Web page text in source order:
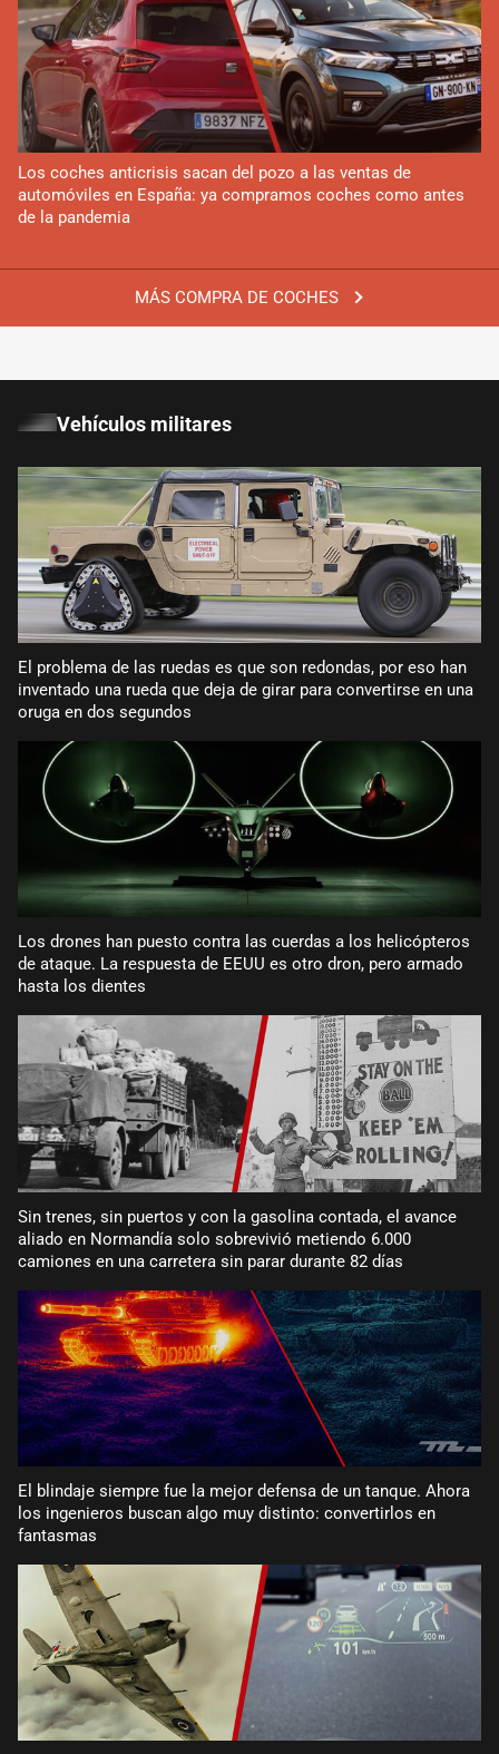
MÁS COMPRA DE COCHES
Los coches anticrisis sacan del pozo a las ventas de
automóviles en España: ya compramos coches como antes
de la pandemia
Vehículos militares
El problema de las ruedas es que son redondas, por eso han
inventado una rueda que deja de girar para convertirse en una
oruga en dos segundos
Los drones han puesto contra las cuerdas a los helicópteros
de ataque. La respuesta de EEUU es otro dron, pero armado
hasta los dientes
Sin trenes, sin puertos y con la gasolina contada, el avance
aliado en Normandía solo sobrevivió metiendo 6.000
camiones en una carretera sin parar durante 82 días
El blindaje siempre fue la mejor defensa de un tanque. Ahora
los ingenieros buscan algo muy distinto: convertirlos en
fantasmas